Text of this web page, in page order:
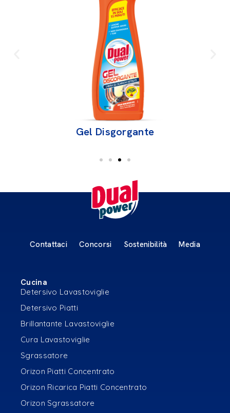
Gel Disgorgante
Contattaci Concorsi Sostenibilità Media
Cucina
Detersivo Lavastoviglie
Detersivo Piatti
Brillantante Lavastoviglie
Cura Lavastoviglie
Sgrassatore
Orizon Piatti Concentrato
Orizon Ricarica Piatti Concentrato
Orizon Sgrassatore